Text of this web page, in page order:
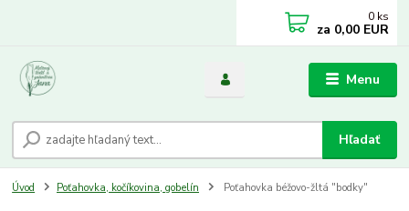
Menu
Hľadať
0 ks
za 0,00 EUR
Úvod Poťahovka, kočíkovina, gobelín Poťahovka béžovo-žltá "bodky"